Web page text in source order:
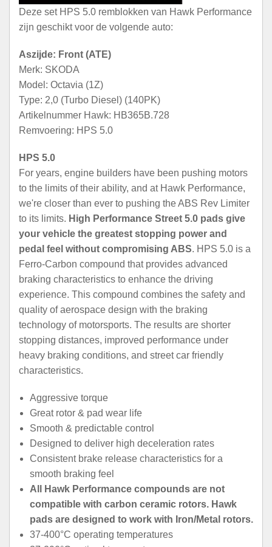
Deze set HPS 5.0 remblokken van Hawk Performance
zijn geschikt voor de volgende auto:
Aszijde: Front (ATE)
Merk: SKODA
Model: Octavia (1Z)
Type: 2,0 (Turbo Diesel) (140PK)
Artikelnummer Hawk: HB365B.728
Remvoering: HPS 5.0
HPS 5.0
For years, engine builders have been pushing motors
to the limits of their ability, and at Hawk Performance,
we're closer than ever to pushing the ABS Rev Limiter
to its limits. High Performance Street 5.0 pads give
your vehicle the greatest stopping power and
pedal feel without compromising ABS. HPS 5.0 is a
Ferro-Carbon compound that provides advanced
braking characteristics to enhance the driving
experience. This compound combines the safety and
quality of aerospace design with the braking
technology of motorsports. The results are shorter
stopping distances, improved performance under
heavy braking conditions, and street car friendly
characteristics.
Aggressive torque
Great rotor & pad wear life
Smooth & predictable control
Designed to deliver high deceleration rates
Consistent brake release characteristics for a
smooth braking feel
All Hawk Performance compounds are not
compatible with carbon ceramic rotors. Hawk
pads are designed to work with Iron/Metal rotors.
37-400°C operating temperatures